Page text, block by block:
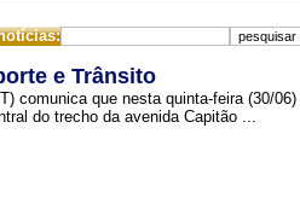
e Trânsito
comunica que nesta quinta-feira (30/06)
do trecho da avenida Capitão ...